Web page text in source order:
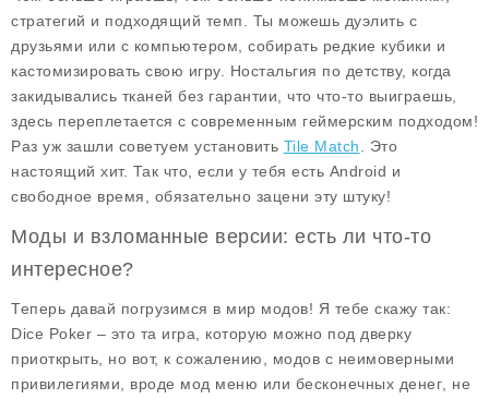
стратегий и подходящий темп. Ты можешь дуэлить с
друзьями или с компьютером, собирать редкие кубики и
кастомизировать свою игру. Ностальгия по детству, когда
закидывались тканей без гарантии, что что-то выиграешь,
здесь переплетается с современным геймерским подходом!
Раз уж зашли советуем установить Tile Match . Это
настоящий хит. Так что, если у тебя есть Android и
свободное время, обязательно зацени эту штуку!
Моды и взломанные версии: есть ли что-то
интересное?
Теперь давай погрузимся в мир модов! Я тебе скажу так:
Dice Poker – это та игра, которую можно под дверку
приоткрыть, но вот, к сожалению, модов с неимоверными
привилегиями, вроде мод меню или бесконечных денег , не